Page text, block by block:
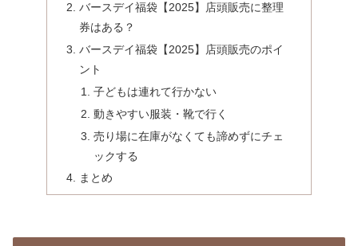
バースデイ福袋【2025】店頭販売に整理
券はある？
バースデイ福袋【2025】店頭販売のポイ
ント
子どもは連れて行かない
動きやすい服装・靴で行く
売り場に在庫がなくても諦めずにチェ
ックする
まとめ